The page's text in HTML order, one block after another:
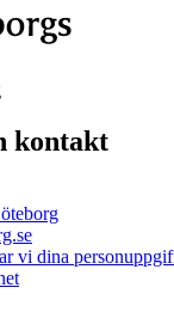
kontakt
vi dina